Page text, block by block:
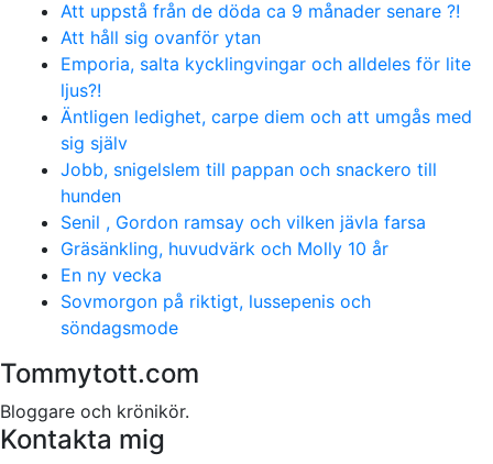
Att uppstå från de döda ca 9 månader senare ?!
Att håll sig ovanför ytan
Emporia, salta kycklingvingar och alldeles för lite
ljus?!
Äntligen ledighet, carpe diem och att umgås med
sig själv
Jobb, snigelslem till pappan och snackero till
hunden
Senil , Gordon ramsay och vilken jävla farsa
Gräsänkling, huvudvärk och Molly 10 år
En ny vecka
Sovmorgon på riktigt, lussepenis och
söndagsmode
Tommytott.com
Bloggare och krönikör.
Kontakta mig